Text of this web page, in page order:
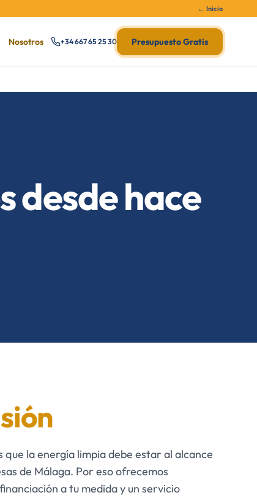
← Inicio
Nosotros +34 667 65 25 30 Presupuesto Gratis
desde hace
que la energía limpia debe estar al alcance
de Málaga. Por eso ofrecemos
a tu medida y un servicio